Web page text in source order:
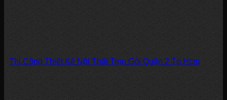
Thi Công Thiết Kế Nội Thất Trọn Gói Quận 2 Tp.Hcm